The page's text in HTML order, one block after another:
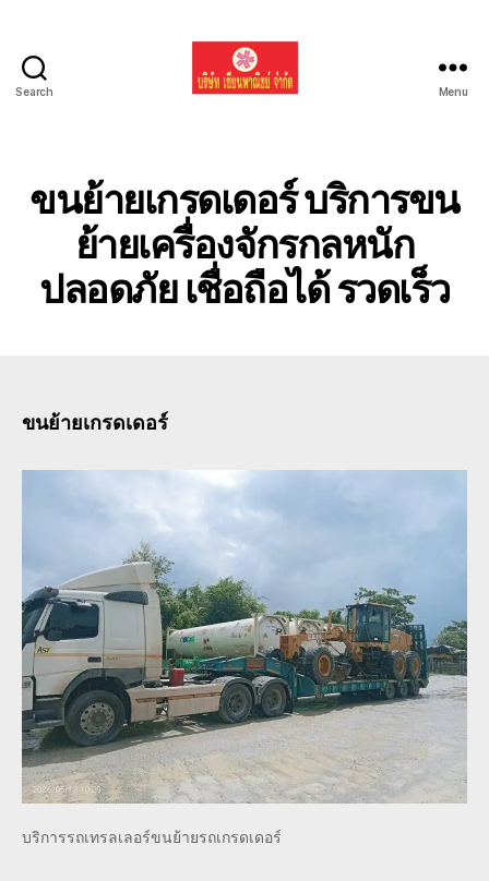
Search
แบค
โฮ
ทั่ว
ประเทศ.com
Menu
ขนย้ายเกรดเดอร์ บริการขน
ย้ายเครื่องจักรกลหนัก
ปลอดภัย เชื่อถือได้ รวดเร็ว
ขนย้ายเกรดเดอร์
บริการรถเทรลเลอร์ขนย้ายรถเกรดเดอร์